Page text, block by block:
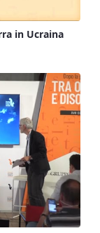
in Ucraina